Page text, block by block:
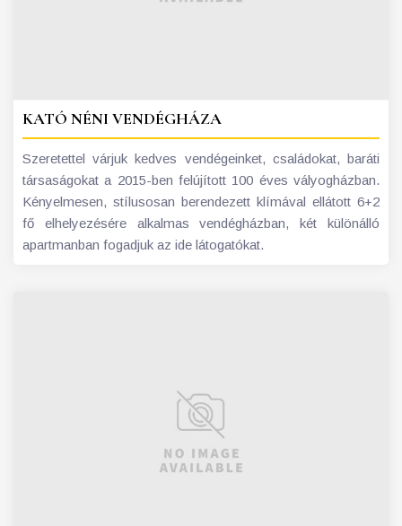
KATÓ NÉNI VENDÉGHÁZA
Szeretettel várjuk kedves vendégeinket, családokat, baráti
társaságokat a 2015-ben felújított 100 éves vályogházban.
Kényelmesen, stílusosan berendezett klímával ellátott 6+2
fő elhelyezésére alkalmas vendégházban, két különálló
apartmanban fogadjuk az ide látogatókat.